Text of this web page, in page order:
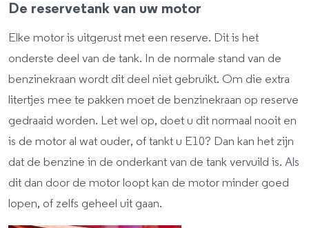
De reservetank van uw motor
Elke motor is uitgerust met een reserve. Dit is het
onderste deel van de tank. In de normale stand van de
benzinekraan wordt dit deel niet gebruikt. Om die extra
litertjes mee te pakken moet de benzinekraan op reserve
gedraaid worden. Let wel op, doet u dit normaal nooit en
is de motor al wat ouder, of tankt u E10? Dan kan het zijn
dat de benzine in de onderkant van de tank vervuild is. Als
dit dan door de motor loopt kan de motor minder goed
lopen, of zelfs geheel uit gaan.